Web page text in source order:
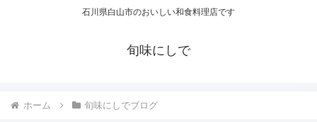
石川県白山市のおいしい和食料理店です
旬味にしで
ホーム 旬味にしでブログ